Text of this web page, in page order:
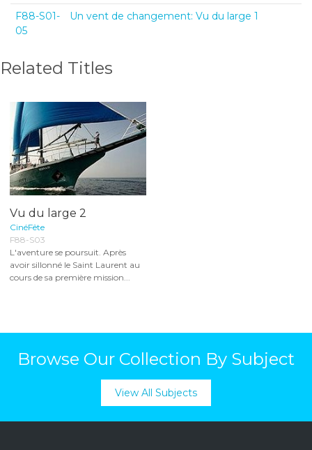
F88-S01-
05
Un vent de changement: Vu du large 1
Related Titles
Vu du large 2
CinéFête
F88-S03
L'aventure se poursuit. Après
avoir sillonné le Saint Laurent au
cours de sa première mission...
Browse Our Collection By Subject
View All Subjects